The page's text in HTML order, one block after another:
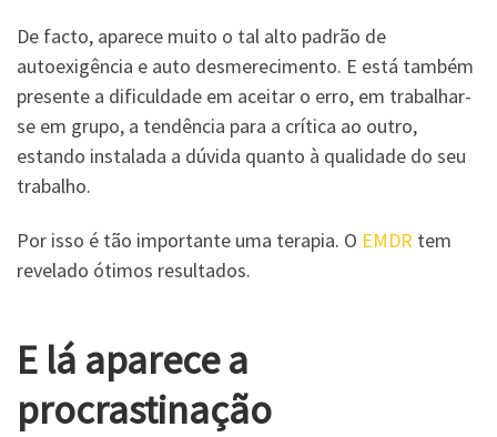
De facto, aparece muito o tal alto padrão de
autoexigência e auto desmerecimento. E está também
presente a dificuldade em aceitar o erro, em trabalhar-
se em grupo, a tendência para a crítica ao outro,
estando instalada a dúvida quanto à qualidade do seu
trabalho.
Por isso é tão importante uma terapia. O EMDR tem
revelado ótimos resultados.
E lá aparece a
procrastinação